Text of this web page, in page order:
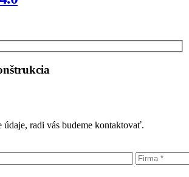
údaje, radi vás budeme kontaktovať.